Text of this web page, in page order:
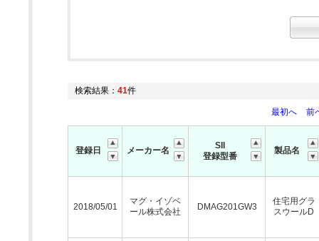
検索結果： 41件
最初へ 前
登録日 メーカー名
SII
登録型番
製品名
2018/05/01
マグ・イゾベ
ール株式会社
DMAG201GW3
住宅用グラ
スウールD